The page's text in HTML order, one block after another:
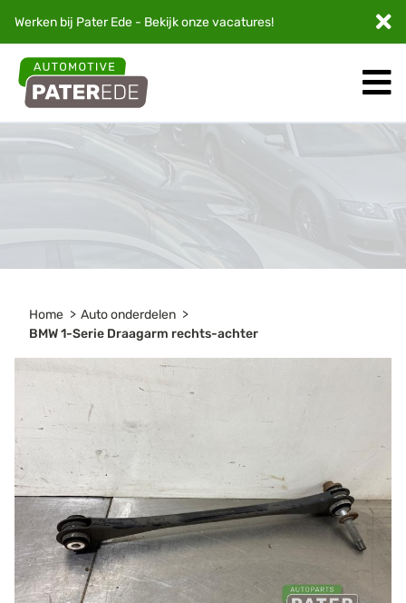
Werken bij Pater Ede - Bekijk onzevacatures!
Home
Auto onderdelen
BMW 1-Serie Draagarm rechts-achter